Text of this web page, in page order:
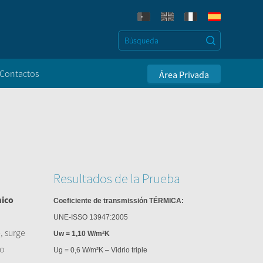
Área Privada
Contactos
surge
Resultados de la Prueba
Coeficiente de transmissión TÉRMICA:
UNE-ISSO 13947:2005
Uw = 1,10 W/m²K
Ug = 0,6 W/m²K – Vidrio triple